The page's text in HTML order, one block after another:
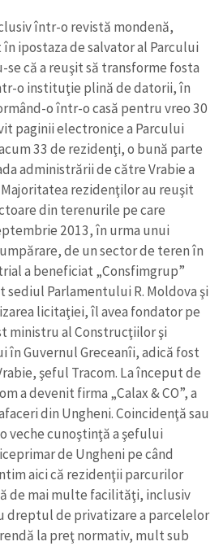
într-o revistă mondenă,
ipostaza de salvator al Parcului
că a reuşit să transforme fosta
o instituţie plină de datorii, în
o într-o casă pentru vreo 30
paginii electronice a Parcului
33 de rezidenţi, o bună parte
administrării de către Vrabie a
rezidenţilor au reuşit
din terenurile pe care
2013, în urma unui
de un sector de teren în
a beneficiat „Consfimgrup”
sediul Parlamentului R. Moldova şi
licitaţiei, îl avea fondator pe
ministru al Construcţiilor şi
Guvernul Greceanîi, adică fost
şeful Tracom. La început de
a devenit firma „Calax & CO”, a
din Ungheni. Coincidenţă sau
veche cunoştinţă a şefului
de Ungheni pe când
aici că rezidenţii parcurilor
de mai multe facilităţi, inclusiv
dreptul de privatizare a parcelelor
la preţ normativ, mult sub